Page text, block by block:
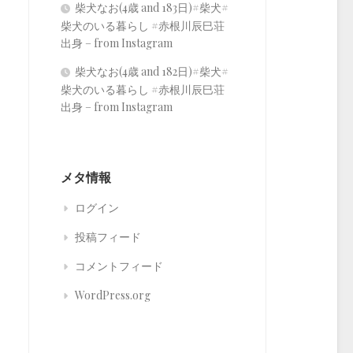
柴犬なお(4歳 and 183日)#柴犬#
柴犬のいる暮らし #赤根川辰巳荘
出身 – from Instagram
柴犬なお(4歳 and 182日)#柴犬#
柴犬のいる暮らし #赤根川辰巳荘
出身 – from Instagram
メタ情報
ログイン
投稿フィード
コメントフィード
WordPress.org